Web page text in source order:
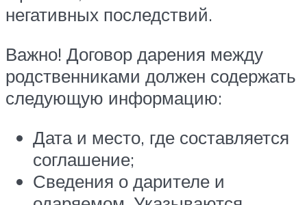
негативных последствий.
Важно! Договор дарения между
родственниками должен содержать
следующую информацию:
Дата и место, где составляется
соглашение;
Сведения о дарителе и